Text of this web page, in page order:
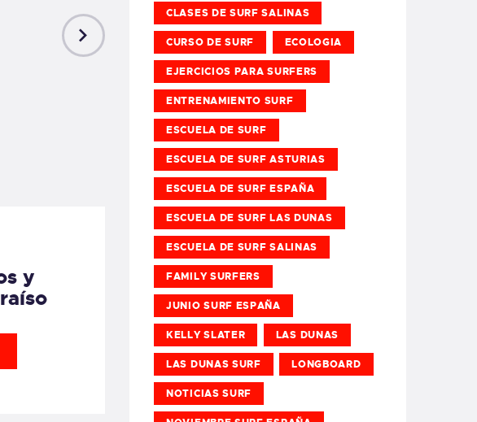
y
CLASES DE SURF SALINAS
CURSO DE SURF ECOLOGIA
EJERCICIOS PARA SURFERS
ENTRENAMIENTO SURF
ESCUELA DE SURF
ESCUELA DE SURF ASTURIAS
ESCUELA DE SURF ESPAÑA
ESCUELA DE SURF LAS DUNAS
ESCUELA DE SURF SALINAS
FAMILY SURFERS
JUNIO SURF ESPAÑA
KELLY SLATER LAS DUNAS
LAS DUNAS SURF LONGBOARD
NOTICIAS SURF